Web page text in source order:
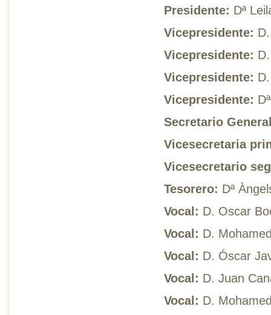
Presidente: Dª
Vicepresidente:
Vicepresidente:
Vicepresidente:
Vicepresidente:
Secretario
Vicesecretaria
Vicesecretario
Tesorero: Dª
Vocal: D. Oscar
Vocal: D.
Vocal: D. Óscar
Vocal: D. Juan
Vocal: D.